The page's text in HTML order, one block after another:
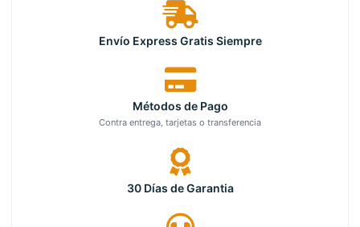
Envío Express Gratis Siempre
Métodos de Pago
Contra entrega, tarjetas o transferencia
30 Días de Garantia